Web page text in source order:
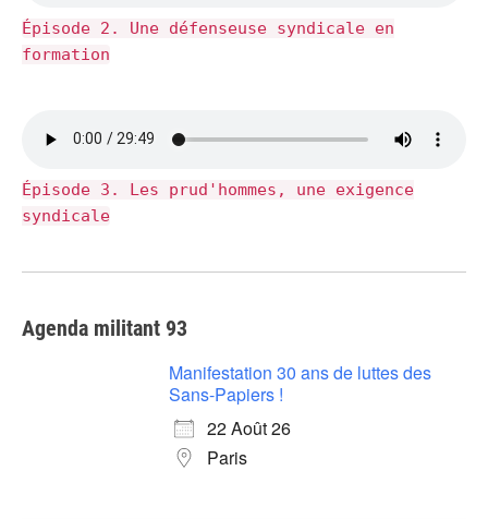
Épisode 2. Une défenseuse syndicale en
formation
Épisode 3. Les prud'hommes, une exigence
syndicale
Agenda militant 93
Manifestation 30 ans de luttes des
Sans-Papiers !
22 Août 26
Paris